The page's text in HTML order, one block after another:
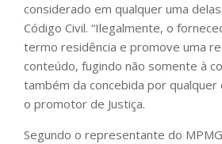
considerado em qualquer uma
Código Civil. “Ilegalmente, o
termo residência e promove uma
conteúdo, fugindo não somente à
também da concebida por qualquer
o promotor de Justiça.
Segundo o representante do